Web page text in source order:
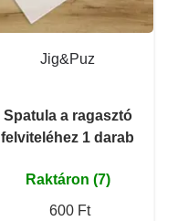
Jig&Puz
Spatula a ragasztó
felviteléhez 1 darab
Raktáron (7)
600 Ft